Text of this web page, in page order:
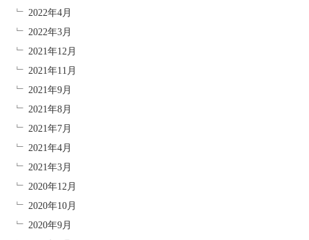
2022年4月
2022年3月
2021年12月
2021年11月
2021年9月
2021年8月
2021年7月
2021年4月
2021年3月
2020年12月
2020年10月
2020年9月